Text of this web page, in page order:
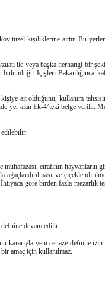
kişiliklerine aittir. Bu yerler
ile veya başka herhangi bir
İçişleri Bakanlığınca
kişiye ait olduğunu, kullanım
alan Ek-4’teki belge verilir.
edilebilir.
etrafının
ve
göre birden fazla
defnine devam edilir.
kararıyla yeni cenaze defnine
amaç için kullanılmaz.